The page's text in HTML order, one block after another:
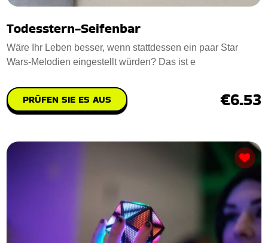
Todesstern-Seifenbar
Wäre Ihr Leben besser, wenn stattdessen ein paar Star
Wars-Melodien eingestellt würden? Das ist e
PRÜFEN SIE ES AUS €6.53